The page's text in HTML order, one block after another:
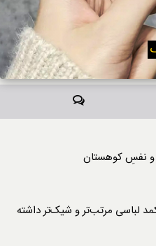
دیدگاه‌ها
و نفسِ کوهستان
لباسی مرتب‌تر و شیک‌تر داشته